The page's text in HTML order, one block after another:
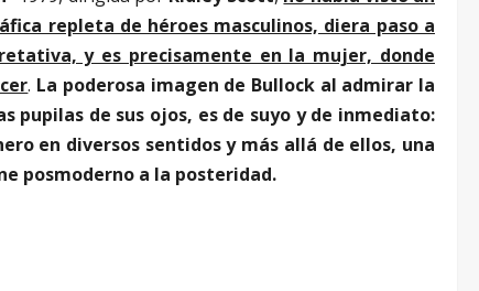
repleta de héroes masculinos, diera paso a
y es precisamente en la mujer, donde
. La poderosa imagen de Bullock al admirar la
pupilas de sus ojos, es de suyo y de inmediato:
en diversos sentidos y más allá de ellos, una
posmoderno a la posteridad.